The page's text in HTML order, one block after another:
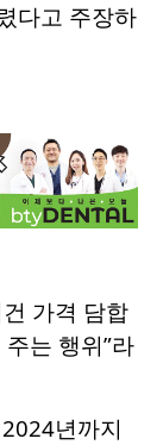
다고 주장하
가격 담합
는 행위”라
년까지